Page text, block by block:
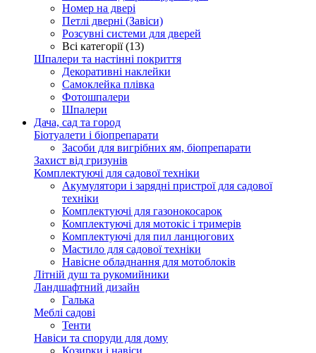
Номер на двері
Петлі дверні (Завіси)
Розсувні системи для дверей
Всі категорії (13)
Шпалери та настінні покриття
Декоративні наклейки
Самоклейка плівка
Фотошпалери
Шпалери
Дача, сад та город
Біотуалети і біопрепарати
Засоби для вигрібних ям, біопрепарати
Захист від гризунів
Комплектуючі для садової техніки
Акумулятори і зарядні пристрої для садової
техніки
Комплектуючі для газонокосарок
Комплектуючі для мотокіс і тримерів
Комплектуючі для пил ланцюгових
Мастило для садової техніки
Навісне обладнання для мотоблоків
Літній душ та рукомийники
Ландшафтний дизайн
Галька
Меблі садові
Тенти
Навіси та споруди для дому
Козирки і навіси